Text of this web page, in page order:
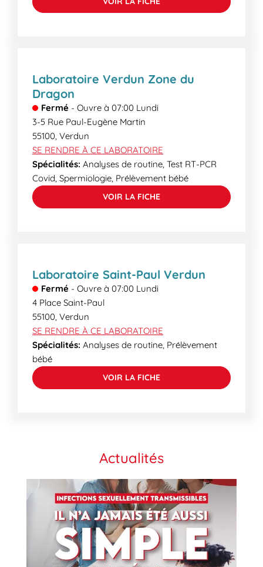
Laboratoire Verdun Zone du
Dragon
Fermé - Ouvre à 07:00 Lundi
3-5 Rue Paul-Eugène Martin
55100, Verdun
SE RENDRE À CE LABORATOIRE
Spécialités: Analyses de routine, Test RT-PCR
Covid, Spermiologie, Prélèvement bébé
VOIR LA FICHE
Laboratoire Saint-Paul Verdun
Fermé - Ouvre à 07:00 Lundi
4 Place Saint-Paul
55100, Verdun
SE RENDRE À CE LABORATOIRE
Spécialités: Analyses de routine, Prélèvement
bébé
VOIR LA FICHE
Actualités